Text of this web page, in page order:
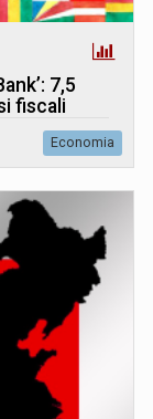
7,5
fiscali
Economia